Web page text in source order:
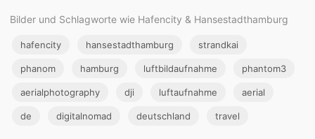
Bilder und Schlagworte wie Hafencity & Hansestadthamburg
hafencity hansestadthamburg strandkai
phanom hamburg luftbildaufnahme phantom3
aerialphotography dji luftaufnahme aerial
de digitalnomad deutschland travel